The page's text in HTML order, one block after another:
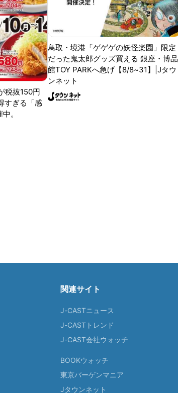
税抜150円
すぎる「感
。
鳥取・境港「ゲゲゲの妖怪楽園」限定
だった鬼太郎グッズ買える 銀座・博品
館TOY PARKへ急げ【8/8~31】|Jタウ
ンネット
関連サイト
J-CASTニュース
J-CASTトレンド
J-CAST会社ウォッチ
BOOKウォッチ
東京バーゲンマニア
Jタウンネット